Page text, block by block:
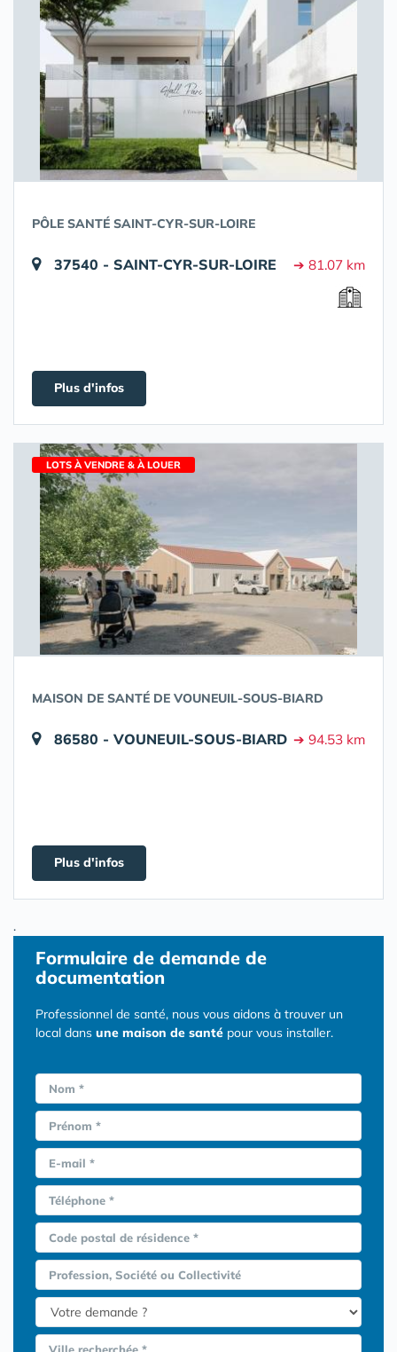
PÔLE SANTÉ SAINT-CYR-SUR-LOIRE
37540 - SAINT-CYR-SUR-LOIRE ➔ 81.07 km
Plus d'infos
LOTS À VENDRE & À LOUER
MAISON DE SANTÉ DE VOUNEUIL-SOUS-BIARD
86580 - VOUNEUIL-SOUS-BIARD ➔ 94.53 km
Plus d'infos
.
Formulaire de demande de
documentation
Professionnel de santé, nous vous aidons à trouver un
local dans une maison de santé pour vous installer.
Nom *
Prénom *
E-mail *
Téléphone *
Code postal de résidence *
Profession, Société ou Collectivité